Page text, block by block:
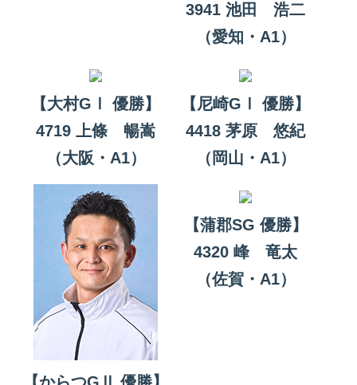
3941 池田 浩二
（愛知・A1）
【大村GⅠ 優勝】
4719 上條 暢嵩
（大阪・A1）
【尼崎GⅠ 優勝】
4418 茅原 悠紀
（岡山・A1）
【蒲郡SG 優勝】
4320 峰 竜太
（佐賀・A1）